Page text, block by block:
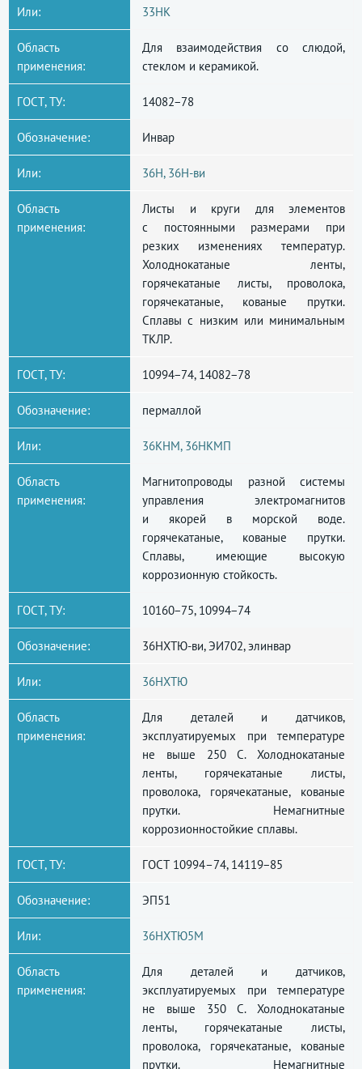
Или: 33НК
Область
применения:
Для взаимодействия со слюдой,
стеклом и керамикой.
ГОСТ, ТУ: 14082−78
Обозначение: Инвар
Или: 36Н, 36Н-ви
Область
применения:
Листы и круги для элементов
с постоянными размерами при
резких изменениях температур.
Холоднокатаные ленты,
горячекатаные листы, проволока,
горячекатаные, кованые прутки.
Сплавы с низким или минимальным
ТКЛР.
ГОСТ, ТУ: 10994−74, 14082−78
Обозначение: пермаллой
Или: 36КНМ, 36НКМП
Область
применения:
Магнитопроводы разной системы
управления электромагнитов
и якорей в морской воде.
горячекатаные, кованые прутки.
Сплавы, имеющие высокую
коррозионную стойкость.
ГОСТ, ТУ: 10160−75, 10994−74
Обозначение: 36НХТЮ-ви, ЭИ702, элинвар
Или: 36НХТЮ
Область
применения:
Для деталей и датчиков,
эксплуатируемых при температуре
не выше 250 С. Холоднокатаные
ленты, горячекатаные листы,
проволока, горячекатаные, кованые
прутки. Немагнитные
коррозионностойкие сплавы.
ГОСТ, ТУ: ГОСТ 10994–74, 14119−85
Обозначение: ЭП51
Или: 36НХТЮ5М
Область
применения:
Для деталей и датчиков,
эксплуатируемых при температуре
не выше 350 С. Холоднокатаные
ленты, горячекатаные листы,
проволока, горячекатаные, кованые
прутки. Немагнитные